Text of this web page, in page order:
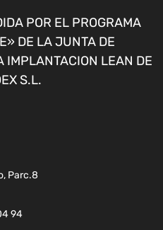
POR EL PROGRAMA
DE LA JUNTA DE
IMPLANTACION LEAN DE
S.L.
Parc.8
94